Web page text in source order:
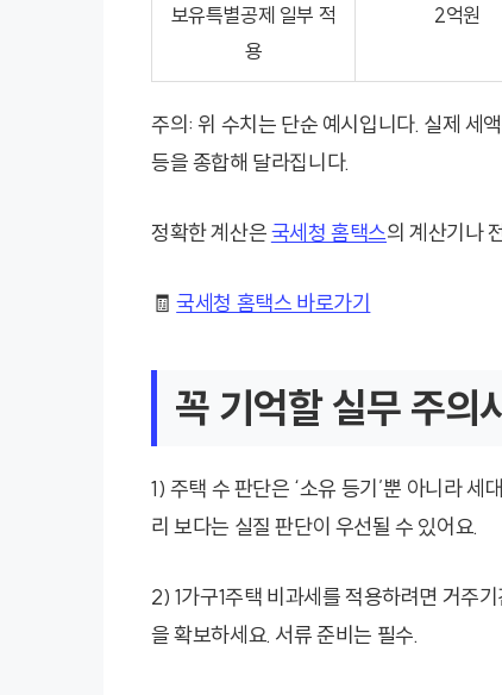
보유특별공제 일부 적
용
2억원
주의: 위 수치는 단순 예시입니다. 실제 세
등을 종합해 달라집니다.
정확한 계산은국세청 홈택스의 계산기나
🧾국세청 홈택스 바로가기
꼭 기억할 실무 주의
1) 주택 수 판단은 ‘소유 등기’뿐 아니라
리 보다는 실질 판단이 우선될 수 있어요.
2) 1가구1주택 비과세를 적용하려면 거주
을 확보하세요. 서류 준비는 필수.